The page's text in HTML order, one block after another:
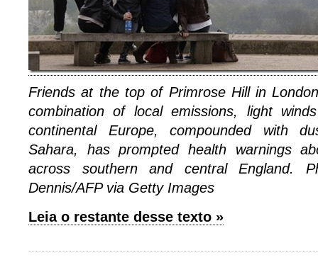
Friends at the top of Primrose Hill in
combination of local emissions, light
continental Europe, compounded with
Sahara, has prompted health warnings
across southern and central England.
Dennis/AFP via Getty Images
Leia o restante desse texto »